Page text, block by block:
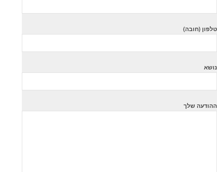
טלפון (חובה)
נושא
ההודעה שלך